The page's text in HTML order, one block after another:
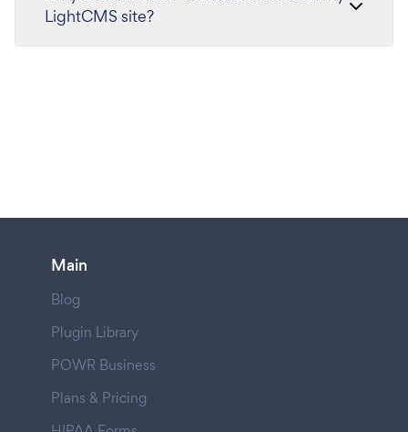
LightCMS site?
Main
Blog
Plugin Library
POWR Business
Plans & Pricing